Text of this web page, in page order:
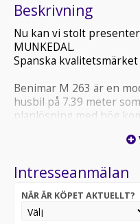
Beskrivning
Nu kan vi stolt
MUNKEDAL.
Spanska kvalitetsmärket
Benimar M 263 är en
husbil på 7.39 meter
planlösning med hög
långbäddar bak som
luftiga L-formade
boendemiljö på resan.
Intresseanmälan
NÄR ÄR KÖPET AKTUELLT?